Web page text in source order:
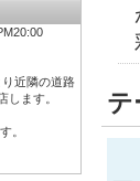
テ
近隣の道路
します。
。